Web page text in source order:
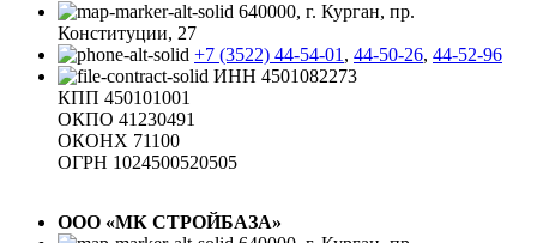
640000, г. Курган, пр.
Конституции, 27
+7 (3522) 44-54-01 , 44-50-26, 44-52-96
ИНН 4501082273
КПП 450101001
ОКПО 41230491
ОКОНХ 71100
ОГРН 1024500520505
ООО «МК СТРОЙБАЗА»